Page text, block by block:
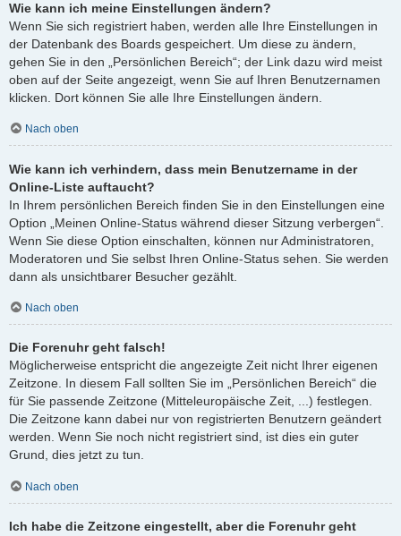
Wie kann ich meine Einstellungen ändern?
Wenn Sie sich registriert haben, werden alle Ihre Einstellungen in
der Datenbank des Boards gespeichert. Um diese zu ändern,
gehen Sie in den „Persönlichen Bereich“; der Link dazu wird meist
oben auf der Seite angezeigt, wenn Sie auf Ihren Benutzernamen
klicken. Dort können Sie alle Ihre Einstellungen ändern.
Nach oben
Wie kann ich verhindern, dass mein Benutzername in der
Online-Liste auftaucht?
In Ihrem persönlichen Bereich finden Sie in den Einstellungen eine
Option „Meinen Online-Status während dieser Sitzung verbergen“.
Wenn Sie diese Option einschalten, können nur Administratoren,
Moderatoren und Sie selbst Ihren Online-Status sehen. Sie werden
dann als unsichtbarer Besucher gezählt.
Nach oben
Die Forenuhr geht falsch!
Möglicherweise entspricht die angezeigte Zeit nicht Ihrer eigenen
Zeitzone. In diesem Fall sollten Sie im „Persönlichen Bereich“ die
für Sie passende Zeitzone (Mitteleuropäische Zeit, ...) festlegen.
Die Zeitzone kann dabei nur von registrierten Benutzern geändert
werden. Wenn Sie noch nicht registriert sind, ist dies ein guter
Grund, dies jetzt zu tun.
Nach oben
Ich habe die Zeitzone eingestellt, aber die Forenuhr geht